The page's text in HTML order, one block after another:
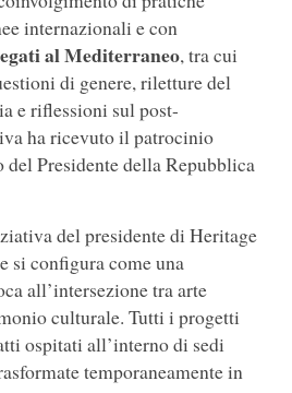
internazionali e con
al Mediterraneo, tra cui
di genere, riletture del
e riflessioni sul post-
ha ricevuto il patrocinio
Presidente della Repubblica
del presidente di Heritage
si configura come una
all’intersezione tra arte
culturale. Tutti i progetti
ospitati all’interno di sedi
temporaneamente in